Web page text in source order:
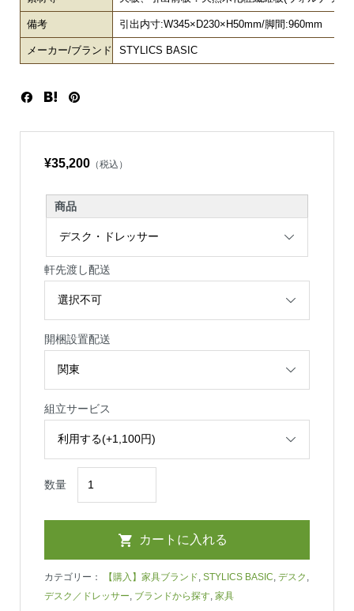
備考 引出内寸:W345×D230×H50mm/脚間:960mm
メーカー/ブランド STYLICS BASIC
¥35,200（税込）
商品
軒先渡し配送
開梱設置配送
組立サービス
数量
カテゴリー： 【購入】家具ブランド, STYLICS BASIC, デスク ,
デスク／ドレッサー, ブランドから探す, 家具